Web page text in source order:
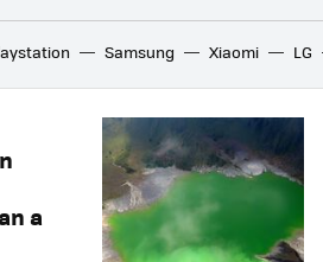
Samsung Xiaomi LG
a